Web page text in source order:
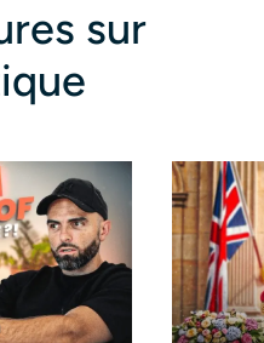
sur